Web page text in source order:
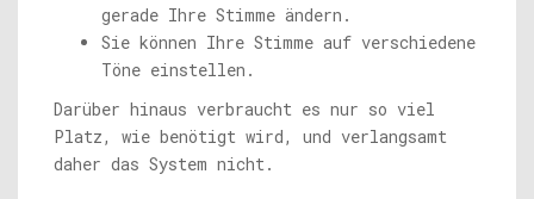
gerade Ihre Stimme ändern.
Sie können Ihre Stimme auf verschiedene
Töne einstellen.
Darüber hinaus verbraucht es nur so viel
Platz, wie benötigt wird, und verlangsamt
daher das System nicht.